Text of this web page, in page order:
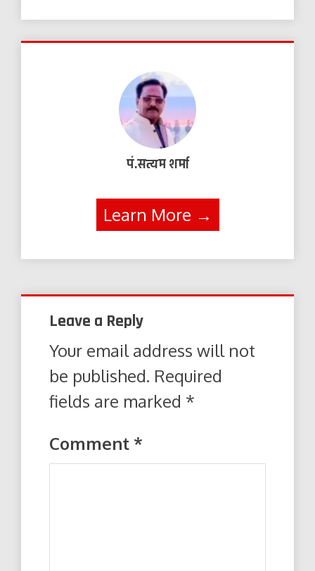
पं.सत्यम शर्मा
Learn More →
Leave a Reply
Your email address will not
be published. Required
fields are marked *
Comment *